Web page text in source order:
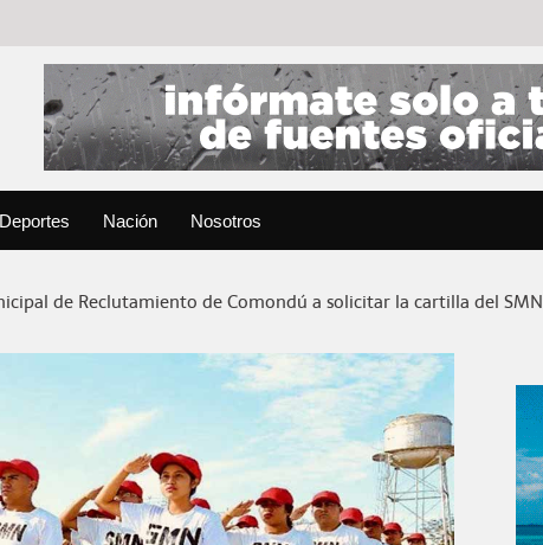
Deportes Nación Nosotros
de Reclutamiento de Comondú a solicitar la cartilla del SMN